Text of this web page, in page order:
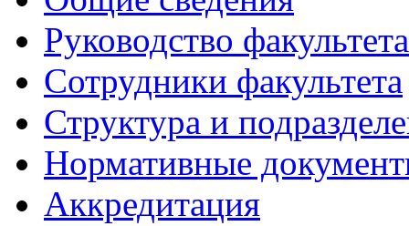
Руководство факультета
Сотрудники факультета
Структура и
Нормативные
Аккредитация